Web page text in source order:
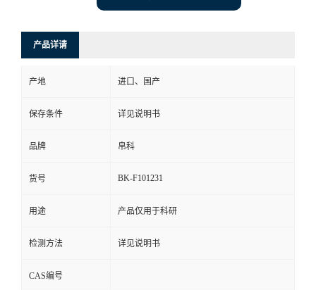
产品详请
产地 进口、国产
保存条件 详见说明书
品牌 帛科
货号 BK-F101231
用途 产品仅用于科研
检测方法 详见说明书
CAS编号